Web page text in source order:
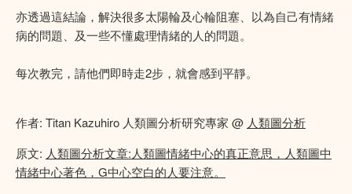
亦透過這結論，解決很多太陽輪及心輪阻塞、以為自己有情緒
病的問題、及一些不懂處理情緒的人的問題。
每次教完，請他們即時走2步，就會感到平靜。
作者: Titan Kazuhiro 人類圖分析研究專家 @ 人類圖分析
原文: 人類圖分析文章:人類圖情緒中心的真正意思，人類圖中
情緒中心著色，G中心空白的人要注意。